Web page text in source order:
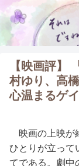
【映画評】
村ゆり、高
心温まるゲ
映画の上映が
ひとりが立って
てである。劇中